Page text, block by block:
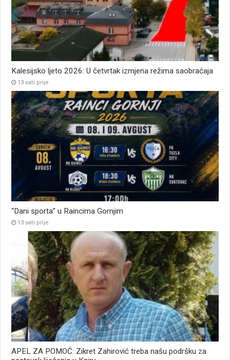
Kalesijsko ljeto 2026: U četvrtak izmjena režima saobraćaja
13 sati prije
“Dani sporta” u Raincima Gornjim
13 sati prije
APEL ZA POMOĆ: Zikret Zahirović treba našu podršku za